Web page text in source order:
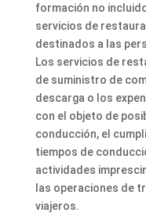
formación no
servicios de
destinados a las
Los servicios de
de suministro de
descarga o los
con el objeto de
conducción, el
tiempos de
actividades
las operaciones de
viajeros.